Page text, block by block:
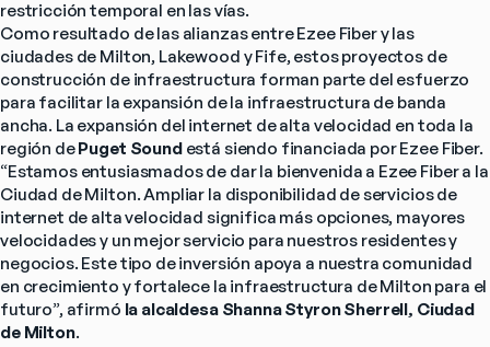
restricción temporal en las vías.
Como resultado de las alianzas entre Ezee Fiber y las
ciudades de Milton, Lakewood y Fife, estos proyectos de
construcción de infraestructura forman parte del esfuerzo
para facilitar la expansión de la infraestructura de banda
ancha. La expansión del internet de alta velocidad en toda la
región de Puget Sound está siendo financiada por Ezee Fiber.
“Estamos entusiasmados de dar la bienvenida a Ezee Fiber a la
Ciudad de Milton. Ampliar la disponibilidad de servicios de
internet de alta velocidad significa más opciones, mayores
velocidades y un mejor servicio para nuestros residentes y
negocios. Este tipo de inversión apoya a nuestra comunidad
en crecimiento y fortalece la infraestructura de Milton para el
futuro”, afirmó la alcaldesa Shanna Styron Sherrell, Ciudad
de Milton.